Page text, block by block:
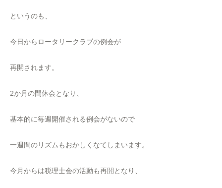
というのも、
今日からロータリークラブの例会が
再開されます。
2か月の間休会となり、
基本的に毎週開催される例会がないので
一週間のリズムもおかしくなてしまいます。
今月からは税理士会の活動も再開となり、